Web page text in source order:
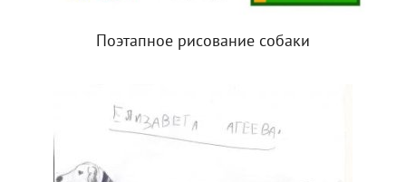
Поэтапное рисование собаки